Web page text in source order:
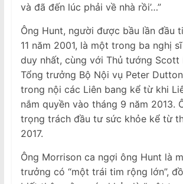
và đã đến lúc phải về nhà rồi’…”
Ông Hunt, người được bầu lần đầu
11 năm 2001, là một trong ba nghị
duy nhất, cùng với Thủ tướng Scott
Tổng trưởng Bộ Nội vụ Peter
trong nội các Liên bang kể từ khi
nắm quyền vào tháng 9 năm 2013.
trọng trách đầu tư sức khỏe kể từ
2017.
Ông Morrison ca ngợi ông Hunt là
trưởng có “một trái tim rộng lớn”,